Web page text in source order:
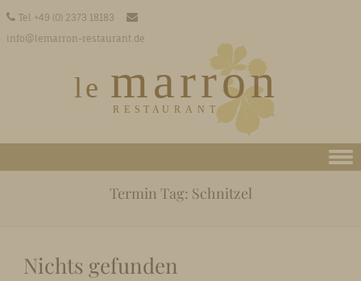
Tel +49 (0) 2373 18183
info@lemarron-restaurant.de
Termin Tag: Schnitzel
Nichts gefunden